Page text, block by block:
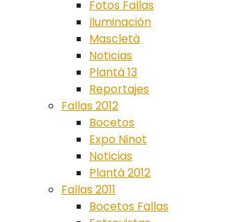
Fotos Fallas
Iluminación
Mascletà
Noticias
Plantà 13
Reportajes
Fallas 2012
Bocetos
Expo Ninot
Noticias
Plantà 2012
Fallas 2011
Bocetos Fallas